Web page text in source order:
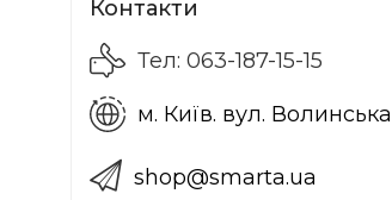
Контакти
Тел: 063-187-15-15
м. Київ. вул.
shop@smarta.ua